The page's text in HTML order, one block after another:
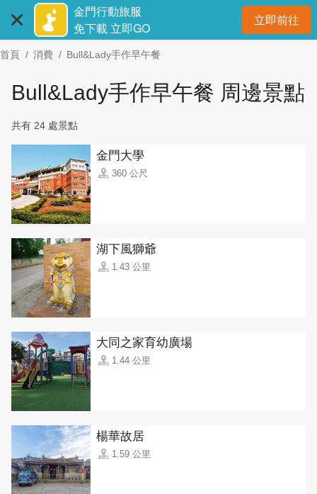
主
要
金門行動旅服
免下載 立即GO
立即前往開
首頁 消費 Bull&Lady手作早午餐
Bull&Lady手作早午餐 周邊景點
共有 24 處景點
金門大學
360 公尺
湖下風獅爺
1.43 公里
大同之家育幼廣場
1.44 公里
楊華故居
1.59 公里